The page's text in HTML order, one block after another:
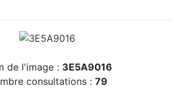
de l'image : 3E5A9016
consultations : 79